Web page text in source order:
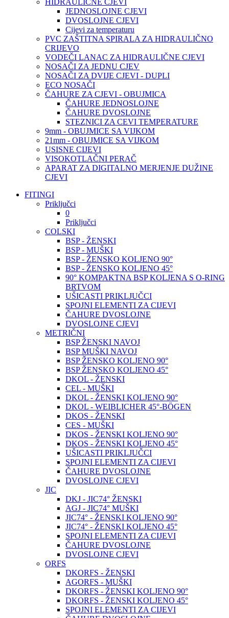
HIDRAULIČNE CJEVI
JEDNOSLOJNE CJEVI
DVOSLOJNE CJEVI
Cijevi za temperaturu
PVC ZAŠTITNA SPIRALA ZA HIDRAULIČNO
CRIJEVO
VODEČI LANAC ZA HIDRAULIČNE CJEVI
NOSAČI ZA JEDNU CJEV
NOSAČI ZA DVIJE CJEVI - DUPLI
ECO NOSAČI
ČAHURE ZA CJEVI - OBUJMICA
ČAHURE JEDNOSLOJNE
ČAHURE DVOSLOJNE
STEZNICI ZA CEVI TEMPERATURE
9mm - OBUJMICE SA VIJKOM
21mm - OBUJMICE SA VIJKOM
USISNE CIJEVI
VISOKOTLAČNI PERAČ
APARAT ZA DIGITALNO MERJENJE DUŽINE
CJEVI
FITINGI
Priključci
0
Priključci
COLSKI
BSP - ŽENSKI
BSP - MUŠKI
BSP - ŽENSKO KOLJENO 90°
BSP - ŽENSKO KOLJENO 45°
90° KOMPAKTNA BSP KOLJENA S O-RING
BRTVOM
UŠICASTI PRIKLJUČCI
SPOJNI ELEMENTI ZA CIJEVI
ČAHURE DVOSLOJNE
DVOSLOJNE CJEVI
METRIČNI
BSP ŽENSKI NAVOJ
BSP MUŠKI NAVOJ
BSP ŽENSKO KOLJENO 90°
BSP ŽENSKO KOLJENO 45°
DKOL - ŽENSKI
CEL - MUŠKI
DKOL - ŽENSKI KOLJENO 90°
DKOL - WEIBLICHER 45°-BÖGEN
DKOS - ŽENSKI
CES - MUŠKI
DKOS - ŽENSKI KOLJENO 90°
DKOS - ŽENSKI KOLJENO 45°
UŠICASTI PRIKLJUČCI
SPOJNI ELEMENTI ZA CIJEVI
ČAHURE DVOSLOJNE
DVOSLOJNE CJEVI
JIC
DKJ - JIC74° ŽENSKI
AGJ - JIC74° MUŠKI
JIC74° - ŽENSKI KOLJENO 90°
JIC74° - ŽENSKI KOLJENO 45°
SPOJNI ELEMENTI ZA CIJEVI
ČAHURE DVOSLOJNE
DVOSLOJNE CJEVI
ORFS
DKORFS - ŽENSKI
AGORFS - MUŠKI
DKORFS - ŽENSKI KOLJENO 90°
DKORFS - ŽENSKI KOLJENO 45°
SPOJNI ELEMENTI ZA CIJEVI